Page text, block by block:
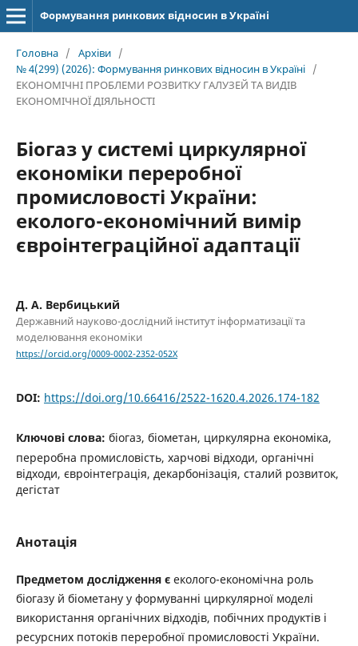
Формування ринкових відносин в Україні
Головна / Архіви /
№ 4(299) (2026): Формування ринкових відносин в Україні /
ЕКОНОМІЧНІ ПРОБЛЕМИ РОЗВИТКУ ГАЛУЗЕЙ ТА ВИДІВ
ЕКОНОМІЧНОЇ ДІЯЛЬНОСТІ
Біогаз у системі циркулярної
економіки переробної
промисловості України:
еколого-економічний вимір
євроінтеграційної адаптації
Д. А. Вербицький
Державний науково-дослідний інститут інформатизації та
моделювання економіки
https://orcid.org/0009-0002-2352-052X
DOI: https://doi.org/10.66416/2522-1620.4.2026.174-182
Ключові слова: біогаз, біометан, циркулярна економіка,
переробна промисловість, харчові відходи, органічні
відходи, євроінтеграція, декарбонізація, сталий розвиток,
дегістат
Анотація
Предметом дослідження єеколого-економічна роль
біогазу й біометану у формуванні циркулярної моделі
використання органічних відходів, побічних продуктів і
ресурсних потоків переробної промисловості України.